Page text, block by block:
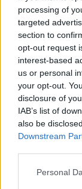
processing of
targeted
section to
opt-out request
interest-based
us or personal
your opt-out.
disclosure of
IAB’s list of
also be
Downstream
Please note
Personal
Címkék:fehérvár
Ajánlott